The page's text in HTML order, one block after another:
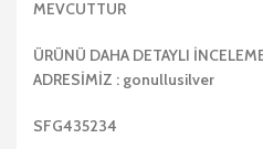
MEVCUTTUR
ÜRÜNÜ DAHA DETAYLI
ADRESİMİZ : gonullusilver
SFG435234